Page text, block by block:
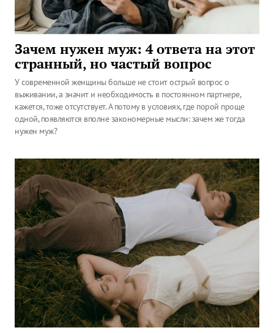
Зачем нужен муж: 4 ответа на этот
странный, но частый вопрос
У современной женщины больше не стоит острый вопрос о
выживании, а значит и необходимость в постоянном партнере,
кажется, тоже отсутствует. А потому в условиях, где порой проще
одной, появляются вполне закономерные мысли: зачем же тогда
нужен муж?